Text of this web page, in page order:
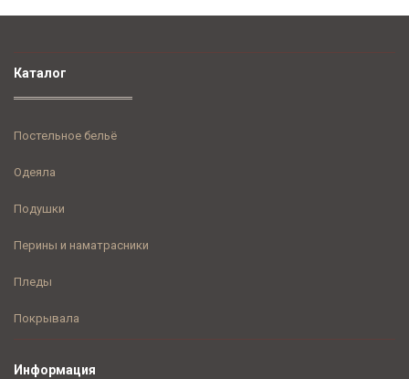
Каталог
Постельное бельё
Одеяла
Подушки
Перины и наматрасники
Пледы
Покрывала
Информация